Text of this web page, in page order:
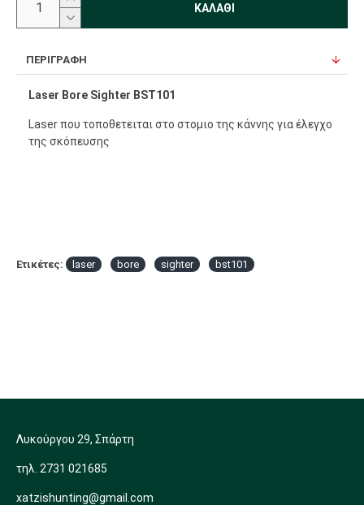
ΚΑΛΆΘΙ
ΠΕΡΙΓΡΑΦΉ
Laser Bore Sighter BST101
Laser που τοποθετειται στο στομιο της κάννης για έλεγχο
της σκόπευσης
Ετικέτες: laser bore sighter bst101
Λυκούργου 29, Σπάρτη
τηλ. 2731 021685
xatzishunting@gmail.com